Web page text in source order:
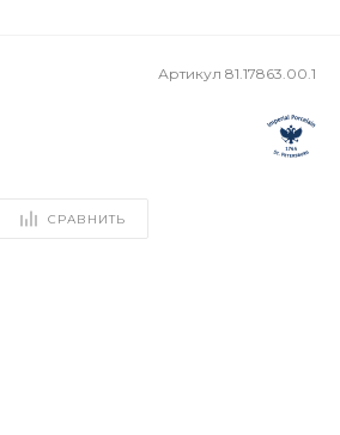
Артикул 81.17863.00.1
СРАВНИТЬ